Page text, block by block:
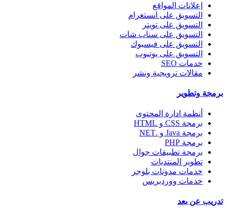
إعلانات المواقع
التسويق على انستغرام
التسويق على تويتر
التسويق على سناب شات
التسويق على فيسبوك
التسويق على يوتيوب
خدمات SEO
مقالات ترويجية ونشر
برمجة وتطوير
أنظمة ادارة المحتوى
برمجة CSS و HTML
برمجة Java و .NET
برمجة PHP
برمجة تطبيقات جوال
تطوير المنتديات
خدمات مدونات بلوجر
خدمات ووردبريس
تدريب عن بعد